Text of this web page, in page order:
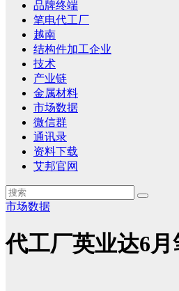
品牌终端
笔电代工厂
越南
结构件加工企业
技术
产业链
金属材料
市场数据
微信群
通讯录
资料下载
艾邦官网
市场数据
代工厂英业达6